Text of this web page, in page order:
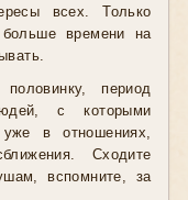
всех. Только
больше времени на
период
с которыми
в отношениях,
Сходите
вспомните, за